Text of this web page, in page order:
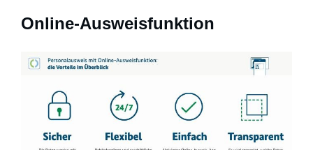
Online-Ausweisfunktion